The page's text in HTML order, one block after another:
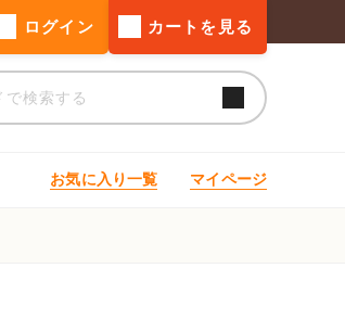
ログイン カートを見る
お気に入り一覧 マイページ